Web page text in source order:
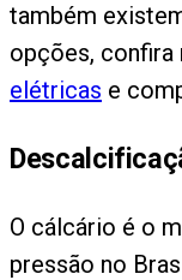
também
opções, confira
elétricas e
O cálcário é o
pressão no